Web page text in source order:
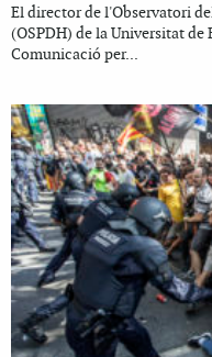
El director de l'Observatori
(OSPDH) de la Universitat de
Comunicació per...